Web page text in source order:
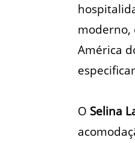
moderno,
América
O Selina